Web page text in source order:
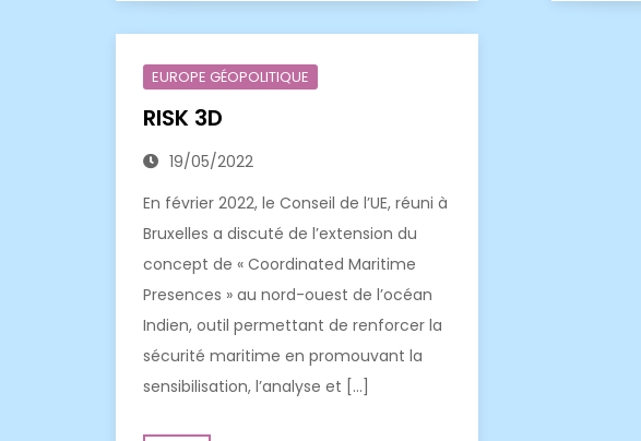
EUROPE GÉOPOLITIQUE
RISK 3D
19/05/2022
En février 2022, le Conseil de l’UE, réuni à
Bruxelles a discuté de l’extension du
concept de « Coordinated Maritime
Presences » au nord-ouest de l’océan
Indien, outil permettant de renforcer la
sécurité maritime en promouvant la
sensibilisation, l’analyse et […]